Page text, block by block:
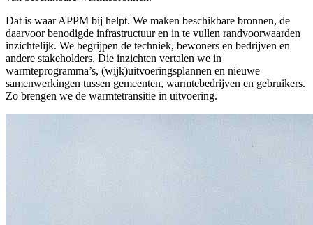
Dat is waar APPM bij helpt. We maken beschikbare bronnen, de
daarvoor benodigde infrastructuur en in te vullen randvoorwaarden
inzichtelijk. We begrijpen de techniek, bewoners en bedrijven en
andere stakeholders. Die inzichten vertalen we in
warmteprogramma’s, (wijk)uitvoeringsplannen en nieuwe
samenwerkingen tussen gemeenten, warmtebedrijven en gebruikers.
Zo brengen we de warmtetransitie in uitvoering.